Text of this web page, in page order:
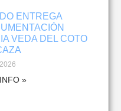
ENTREGA
VEDA DEL COTO
»